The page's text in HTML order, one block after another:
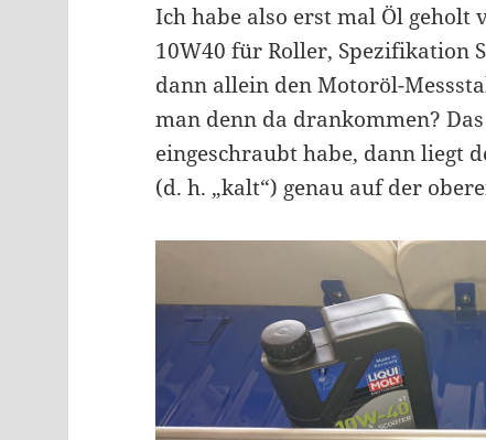
Ich habe also erst mal Öl geholt
10W40 für Roller, Spezifikation
dann allein den Motoröl-
man denn da drankommen?
eingeschraubt habe, dann liegt
(d. h. „kalt“) genau auf der